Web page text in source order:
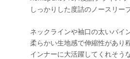
しっかりした度詰のノースリー
ネックラインや袖口の太いバイ
柔らかい生地感で伸縮性があり
インナーに大活躍してくれそう